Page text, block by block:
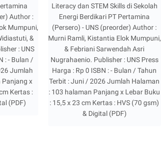
Author :
Mumpuni,
&
: UNS
: - Bulan /
Jumlah
Panjang x
Kertas :
(PDF)
Literacy dan STEM Skills di Sekolah
Energi Berdikari PT Pertamina
(Persero) - UNS (preorder) Author :
Murni Ramli, Kistantia Elok Mumpuni,
& Febriani Sarwendah Asri
Nugrahaenio. Publisher : UNS Press
Harga : Rp 0 ISBN : - Bulan / Tahun
Terbit : Juni / 2026 Jumlah Halaman
: 103 halaman Panjang x Lebar Buku
: 15,5 x 23 cm Kertas : HVS (70 gsm)
& Digital (PDF)